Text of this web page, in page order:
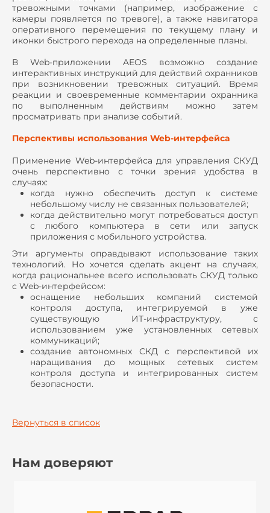
тревожными точками (например, изображение с
камеры появляется по тревоге), а также навигатора
оперативного перемещения по текущему плану и
иконки быстрого перехода на определенные планы.
В Web-приложении AEOS возможно создание
интерактивных инструкций для действий охранников
при возникновении тревожных ситуаций. Время
реакции и своевременные комментарии охранника
по выполненным действиям можно затем
просматривать при анализе событий.
Перспективы использования Web-интерфейса
Применение Web-интерфейса для управления СКУД
очень перспективно с точки зрения удобства в
случаях:
когда нужно обеспечить доступ к системе
небольшому числу не связанных пользователей;
когда действительно могут потребоваться доступ
с любого компьютера в сети или запуск
приложения с мобильного устройства.
Эти аргументы оправдывают использование таких
технологий. Но хочется сделать акцент на случаях,
когда рациональнее всего использовать СКУД только
с Web-интерфейсом:
оснащение небольших компаний системой
контроля доступа, интегрируемой в уже
существующую ИТ-инфраструктуру, с
использованием уже установленных сетевых
коммуникаций;
создание автономных СКД с перспективой их
наращивания до мощных сетевых систем
контроля доступа и интегрированных систем
безопасности.
Вернуться в список
Нам доверяют